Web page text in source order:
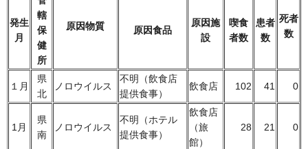
発生
月
轄
保
健
所
原因物質 原因食品
原因施
設
喫食
者数
患者
数
死者
数
１月
県
北
ノロウイルス
不明（飲食店
提供食事）
飲食店 102 41 0
1月
県
南
ノロウイルス
不明（ホテル
提供食事）
飲食店
（旅
館）
28 21 0